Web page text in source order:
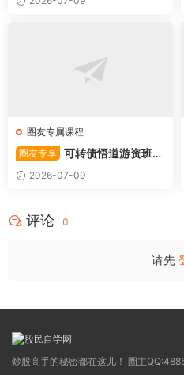
圈友专属课程
圈友专享 可转债悟道游资班出
奇系列悟道系列守正系列课程-
卓妍
2026-07-09
评论 0
请先
炒股高手的秘密都在这儿！ 圈主